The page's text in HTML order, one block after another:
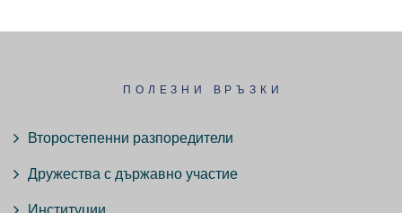
ПОЛЕЗНИ ВРЪЗКИ
Второстепенни разпоредители
Дружества с държавно участие
Институции